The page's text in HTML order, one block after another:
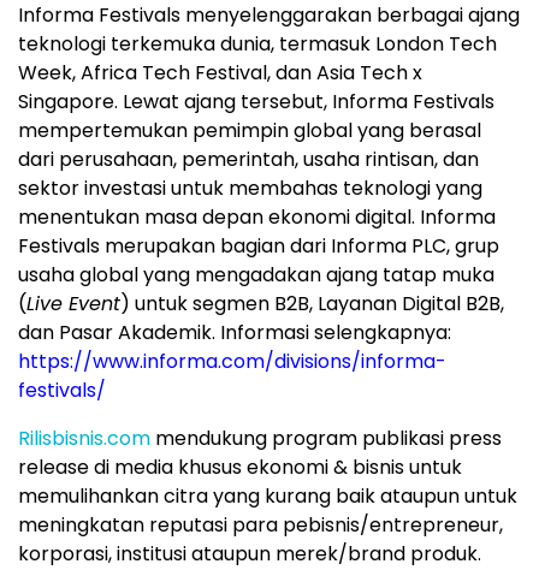
Informa Festivals menyelenggarakan berbagai ajang
teknologi terkemuka dunia, termasuk London Tech
Week, Africa Tech Festival, dan Asia Tech x
Singapore. Lewat ajang tersebut, Informa Festivals
mempertemukan pemimpin global yang berasal
dari perusahaan, pemerintah, usaha rintisan, dan
sektor investasi untuk membahas teknologi yang
menentukan masa depan ekonomi digital. Informa
Festivals merupakan bagian dari Informa PLC, grup
usaha global yang mengadakan ajang tatap muka
(Live Event) untuk segmen B2B, Layanan Digital B2B,
dan Pasar Akademik. Informasi selengkapnya:
https://www.informa.com/divisions/informa-
festivals/
Rilisbisnis.com mendukung program publikasi press
release di media khusus ekonomi & bisnis untuk
memulihankan citra yang kurang baik ataupun untuk
meningkatan reputasi para pebisnis/entrepreneur,
korporasi, institusi ataupun merek/brand produk.